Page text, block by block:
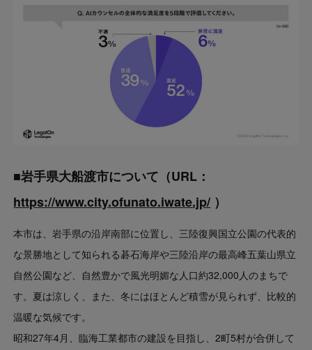
■岩手県大船渡市について（URL：
https://www.city.ofunato.iwate.jp/ ）
本市は、岩手県の沿岸南部に位置し、三陸復興国立公園の代表的
な景勝地として知られる碁石海岸や三陸沿岸の最高峰五葉山県立
自然公園など、自然豊かで風光明媚な人口約32,000人のまちで
す。夏は涼しく、また、冬にはほとんど積雪が見られず、比較的
温暖な気候です。
昭和27年4月、臨海工業都市の建設を目指し、2町5村が合併して